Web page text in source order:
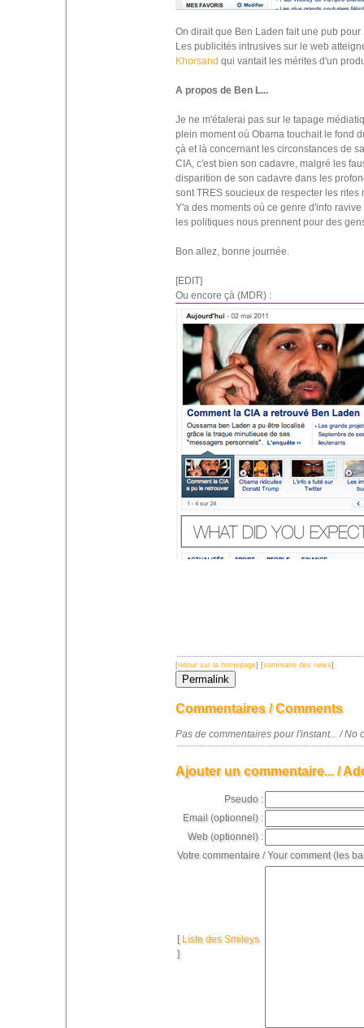
On dirait que Ben Laden fait une pub pour
Les publicités intrusives sur le web
Khorsand qui vantait les mérites d'un
A propos de Ben L...
Je ne m'étalerai pas sur le tapage
plein moment où Obama touchait le fond
çà et là concernant les circonstances de
CIA, c'est bien son cadavre, malgré les
disparition de son cadavre dans les
sont TRES soucieux de respecter les rites
Y'a des moments où ce genre d'info
les politiques nous prennent pour des
Bon allez, bonne journée.
[EDIT]
Ou encore çà (MDR) :
[retour sur la homepage] [sommaire des news]
Commentaires / Comments
Pas de commentaires pour l'instant... / No
Ajouter un commentaire... /
Pseudo :
Email (optionnel) :
Web (optionnel) :
Votre commentaire / Your comment (les
[ Liste des Smileys
]